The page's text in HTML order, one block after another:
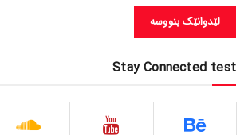
Stay Connected test